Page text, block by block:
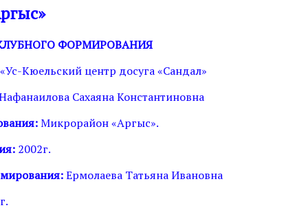
ФОРМИРОВАНИЯ
Кюельский центр досуга «Сандал»
Сахаяна Константиновна
Микрорайон «Аргыс».
2002г.
Ермолаева Татьяна Ивановна